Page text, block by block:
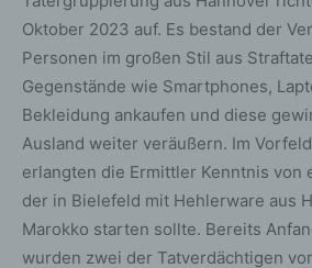
Oktober 2023 auf. Es bestand der
Personen im großen Stil aus
Gegenstände wie Smartphones,
Bekleidung ankaufen und diese
Ausland weiter veräußern. Im
erlangten die Ermittler Kenntnis von
der in Bielefeld mit Hehlerware aus
Marokko starten sollte. Bereits
wurden zwei der Tatverdächtigen